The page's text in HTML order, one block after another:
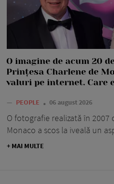
O imagine de acum 20
Prințesa Charlene de
valuri pe internet. Care
— PEOPLE 06 august 2026
O fotografie realizată în 2007
Monaco a scos la iveală un
+ MAI MULTE